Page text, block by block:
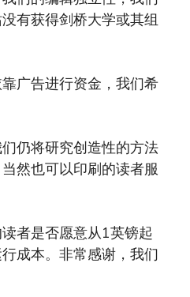
有获得剑桥大学或其组
广告进行资金，我们希
仍将研究创造性的方法
然也可以印刷的读者服
者是否愿意从1英镑起
成本。非常感谢，我们